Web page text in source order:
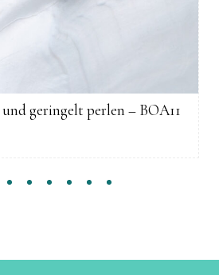
geringelt perlen – BOA11